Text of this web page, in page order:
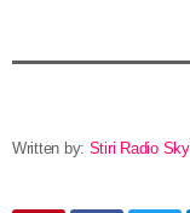
Written by: Stiri Radio Sky